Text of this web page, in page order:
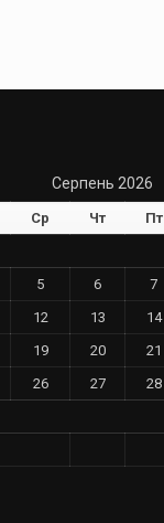
Серпень 2026
Ср Чт Пт
5 6 7
12 13 14
19 20 21
26 27 28